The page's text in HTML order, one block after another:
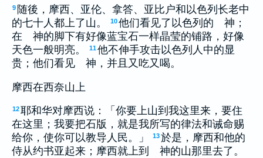
9 随後，摩西、亚伦、拿答、亚比户和以色列长老中
的七十人都上了山。
10他们看见了以色列的 神；
在 神的脚下有好像蓝宝石一样晶莹的铺路，好像
天色一般明亮。
11他不伸手攻击以色列人中的显
贵；他们看见 神，并且又吃又喝。
摩西在西奈山上
12耶和华对摩西说：「你要上山到我这里来，要住
在这里；我要把石版，就是我所写的律法和诫命赐
给你，使你可以教导人民。」
13於是，摩西和他的
侍从约书亚起来；摩西就上到 神的山那里去了。